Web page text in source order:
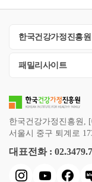
한국건강가정진흥
패밀리사이트
한국건강가정진흥원,
서울시 중구 퇴계로
대표전화 :